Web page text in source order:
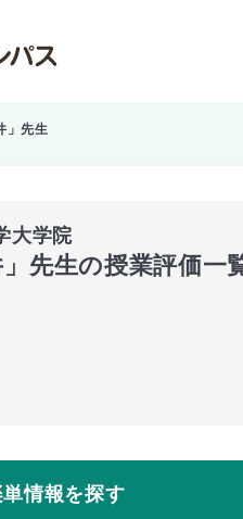
」先生
大学院
」先生の授業評価一
情報を探す